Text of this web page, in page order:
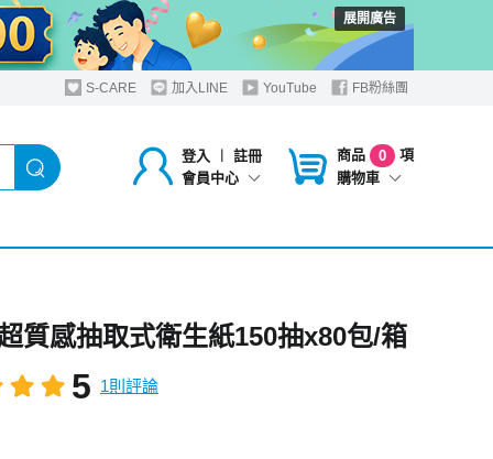
展開廣告
S-CARE 加入LINE YouTube FB粉絲團
登入 ︱
註冊
會員中心
商品 0
項
購物車
質感抽取式衛生紙150抽x80包/箱
5 1則評論